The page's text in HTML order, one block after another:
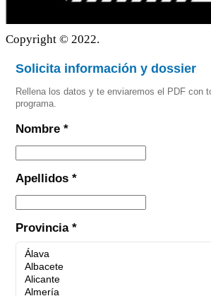
Copyright © 2022.
Solicita información y dossier
Rellena los datos y te enviaremos el PDF con
programa.
Nombre *
Apellidos *
Provincia *